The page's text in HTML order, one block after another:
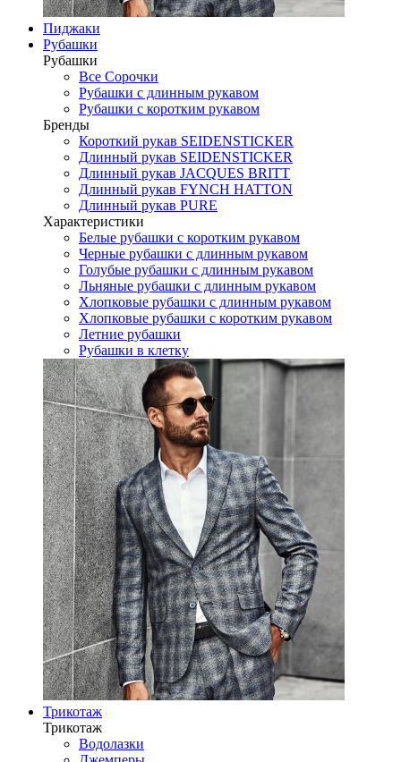
Пиджаки
Рубашки
Рубашки
Все Сорочки
Рубашки с длинным рукавом
Рубашки с коротким рукавом
Бренды
Короткий рукав SEIDENSTICKER
Длинный рукав SEIDENSTICKER
Длинный рукав JAСQUES BRITT
Длинный рукав FYNCH HATTON
Длинный рукав PURE
Характеристики
Белые рубашки с коротким рукавом
Черные рубашки с длинным рукавом
Голубые рубашки с длинным рукавом
Льняные рубашки с длинным рукавом
Хлопковые рубашки с длинным рукавом
Хлопковые рубашки с коротким рукавом
Летние рубашки
Рубашки в клетку
Трикотаж
Трикотаж
Водолазки